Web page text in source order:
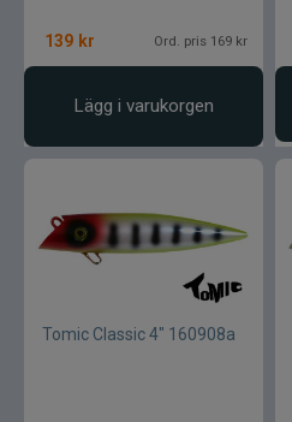
139 kr Ord. pris 169 kr
Lägg i varukorgen
Tomic Classic 4" 160908a